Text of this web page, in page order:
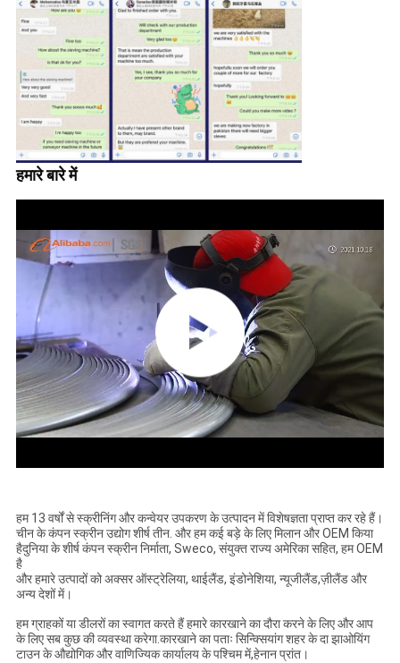
हमारे बारे में
हम 13 वर्षों से स्क्रीनिंग और कन्वेयर उपकरण के उत्पादन में विशेषज्ञता प्राप्त कर रहे हैं।
चीन के कंपन स्क्रीन उद्योग शीर्ष तीन. और हम कई बड़े के लिए मिलान और OEM किया
हैदुनिया के शीर्ष कंपन स्क्रीन निर्माता, Sweco, संयुक्त राज्य अमेरिका सहित, हम OEM
है
और हमारे उत्पादों को अक्सर ऑस्ट्रेलिया, थाईलैंड, इंडोनेशिया, न्यूजीलैंड,ज़ीलैंड और
अन्य देशों में।
हम ग्राहकों या डीलरों का स्वागत करते हैं हमारे कारखाने का दौरा करने के लिए और आप
के लिए सब कुछ की व्यवस्था करेगा.कारखाने का पताः सिन्क्सियांग शहर के दा झाओयिंग
टाउन के औद्योगिक और वाणिज्यिक कार्यालय के पश्चिम में,हेनान प्रांत।